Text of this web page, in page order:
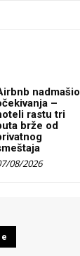
nadmašio
–
rastu tri
brže od
08/2026